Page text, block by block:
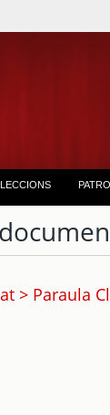
> Paraula